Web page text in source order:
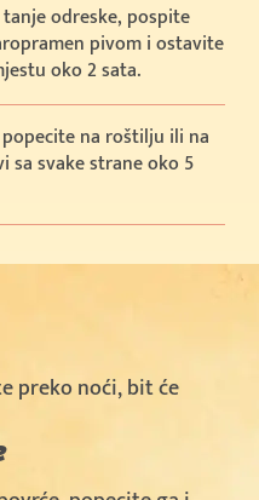
odreske, pospite
pivom i ostavite
oko 2 sata.
na roštilju ili na
sa svake strane oko 5
preko noći, bit će